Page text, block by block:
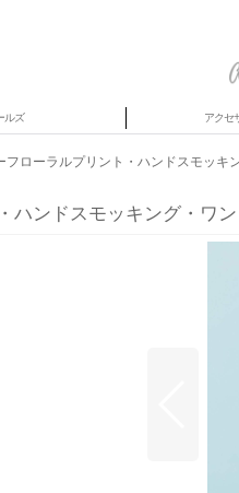
ルズ アクセ
フローラルプリント・ハンドスモッキ
ハンドスモッキング・ワ